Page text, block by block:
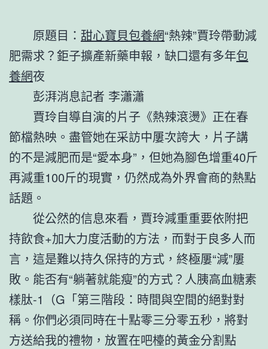
原題目： 甜心寶貝包養網“熱辣”賈玲帶動減
肥需求？鉅子擴產新藥申報，缺口還有多年包
養網夜
彭湃消息記者 李瀟瀟
賈玲自導自演的片子《熱辣滾燙》正在春
節檔熱映。盡管她在采訪中屢次誇大，片子講
的不是減肥而是“愛本身”，但她為腳色增重40斤
再減重100斤的現實，仍然成為外界會商的熱點
話題。
從公然的信息來看，賈玲減重重要依附把
持飲食+加大力度活動的方法，而對于良多人而
言，這是難以持久保持的方式，終極屢“減”屢
敗。能否有“躺著就能瘦”的方式？人胰高血糖素
樣肽-1（G「第三階段：時間與空間的絕對對
稱。你們必須同時在十點零三分零五秒，將對
方送給我的禮物，放置在吧檯的黃金分割點